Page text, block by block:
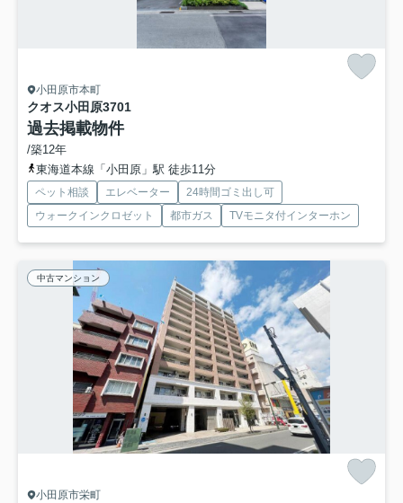
小田原市本町
クオス小田原3701
過去掲載物件
/築12年
東海道本線「小田原」駅 徒歩11分
ペット相談 エレベーター
24時間ゴミ出し可
ウォークインクロゼット
都市ガス TVモニタ付インターホン
中古マンション
小田原市栄町